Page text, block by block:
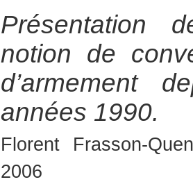
Présentation
notion de
d’armement
années 1990.
Florent Frasson-
2006